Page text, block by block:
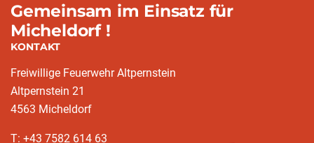
Gemeinsam im Einsatz für
Micheldorf !
KONTAKT
Freiwillige Feuerwehr Altpernstein
Altpernstein 21
4563 Micheldorf
T: +43 7582 614 63